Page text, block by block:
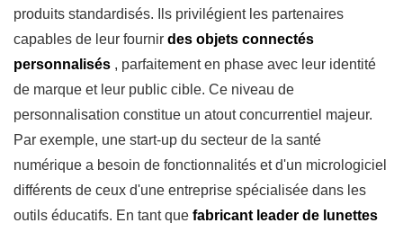
produits standardisés. Ils privilégient les partenaires
capables de leur fournir des objets connectés
personnalisés , parfaitement en phase avec leur identité
de marque et leur public cible. Ce niveau de
personnalisation constitue un atout concurrentiel majeur.
Par exemple, une start-up du secteur de la santé
numérique a besoin de fonctionnalités et d'un micrologiciel
différents de ceux d'une entreprise spécialisée dans les
outils éducatifs. En tant que fabricant leader de lunettes